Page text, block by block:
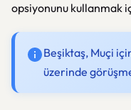
opsiyonunu kullanmak
Beşiktaş, Muçi
üzerinde